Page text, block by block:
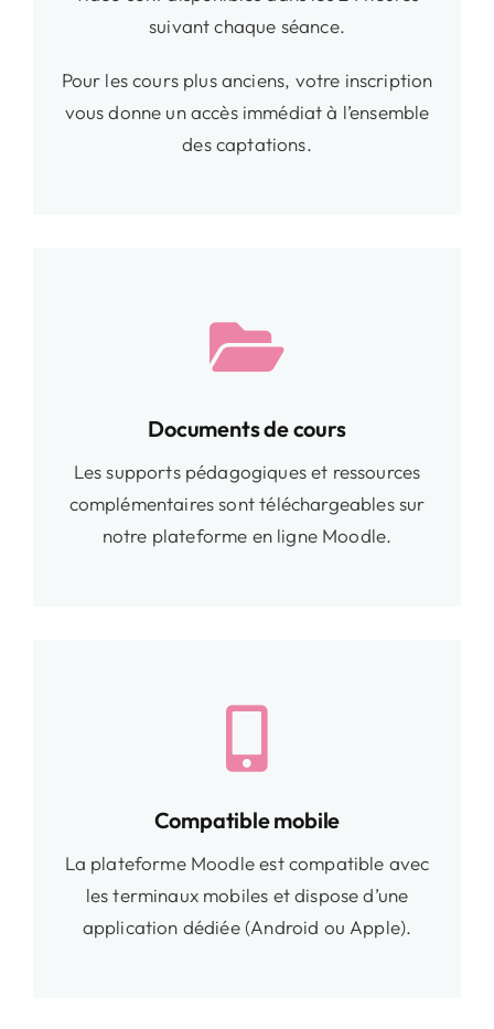
suivant chaque séance.
Pour les cours plus anciens, votre inscription
vous donne un accès immédiat à l’ensemble
des captations.
Documents de cours
Les supports pédagogiques et ressources
complémentaires sont téléchargeables sur
notre plateforme en ligne Moodle.
Compatible mobile
La plateforme Moodle est compatible avec
les terminaux mobiles et dispose d’une
application dédiée (Android ou Apple).